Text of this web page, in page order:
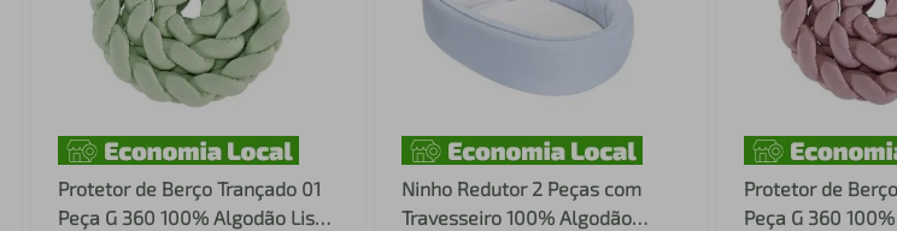
Protetor de Berço Trançado 01
Peça G 360 100% Algodão Lisa
Ninho Redutor 2 Peças com
Travesseiro 100% Algodão
Protetor de
Peça G 360